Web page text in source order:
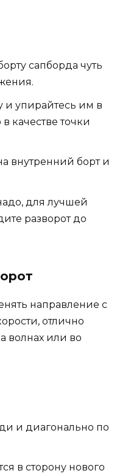
сапборда чуть
и упирайтесь им в
качестве точки
внутренний борт и
для лучшей
разворот до
направление с
отлично
волнах или во
и диагонально по
в сторону нового